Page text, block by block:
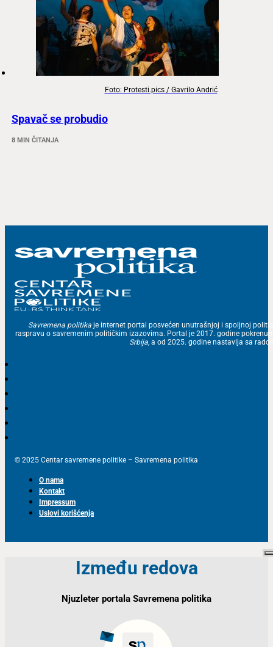
Foto: Protesti.pics / Gavrilo Andrić
Spavač se probudio
8 MIN ČITANJA
Savremena politika je internet portal posvećen unutrašnjoj i spoljnoj
raspravu o savremenim političkim izazovima. Portal je 2017. godine
Srbija, a od 2025. godine nastavlja sa
© 2025 Centar savremene politike – Savremena politika
O nama
Kontakt
Impressum
Uslovi korišćenja
Između redova
Njuzleter portala Savremena politika